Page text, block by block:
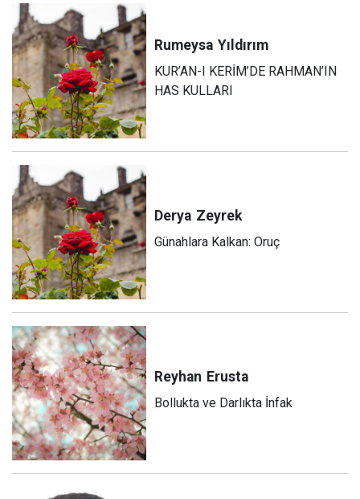
Rumeysa Yıldırım
KUR’AN-I KERİM’DE RAHMAN’IN
HAS KULLARI
Derya Zeyrek
Günahlara Kalkan: Oruç
Reyhan Erusta
Bollukta ve Darlıkta İnfak